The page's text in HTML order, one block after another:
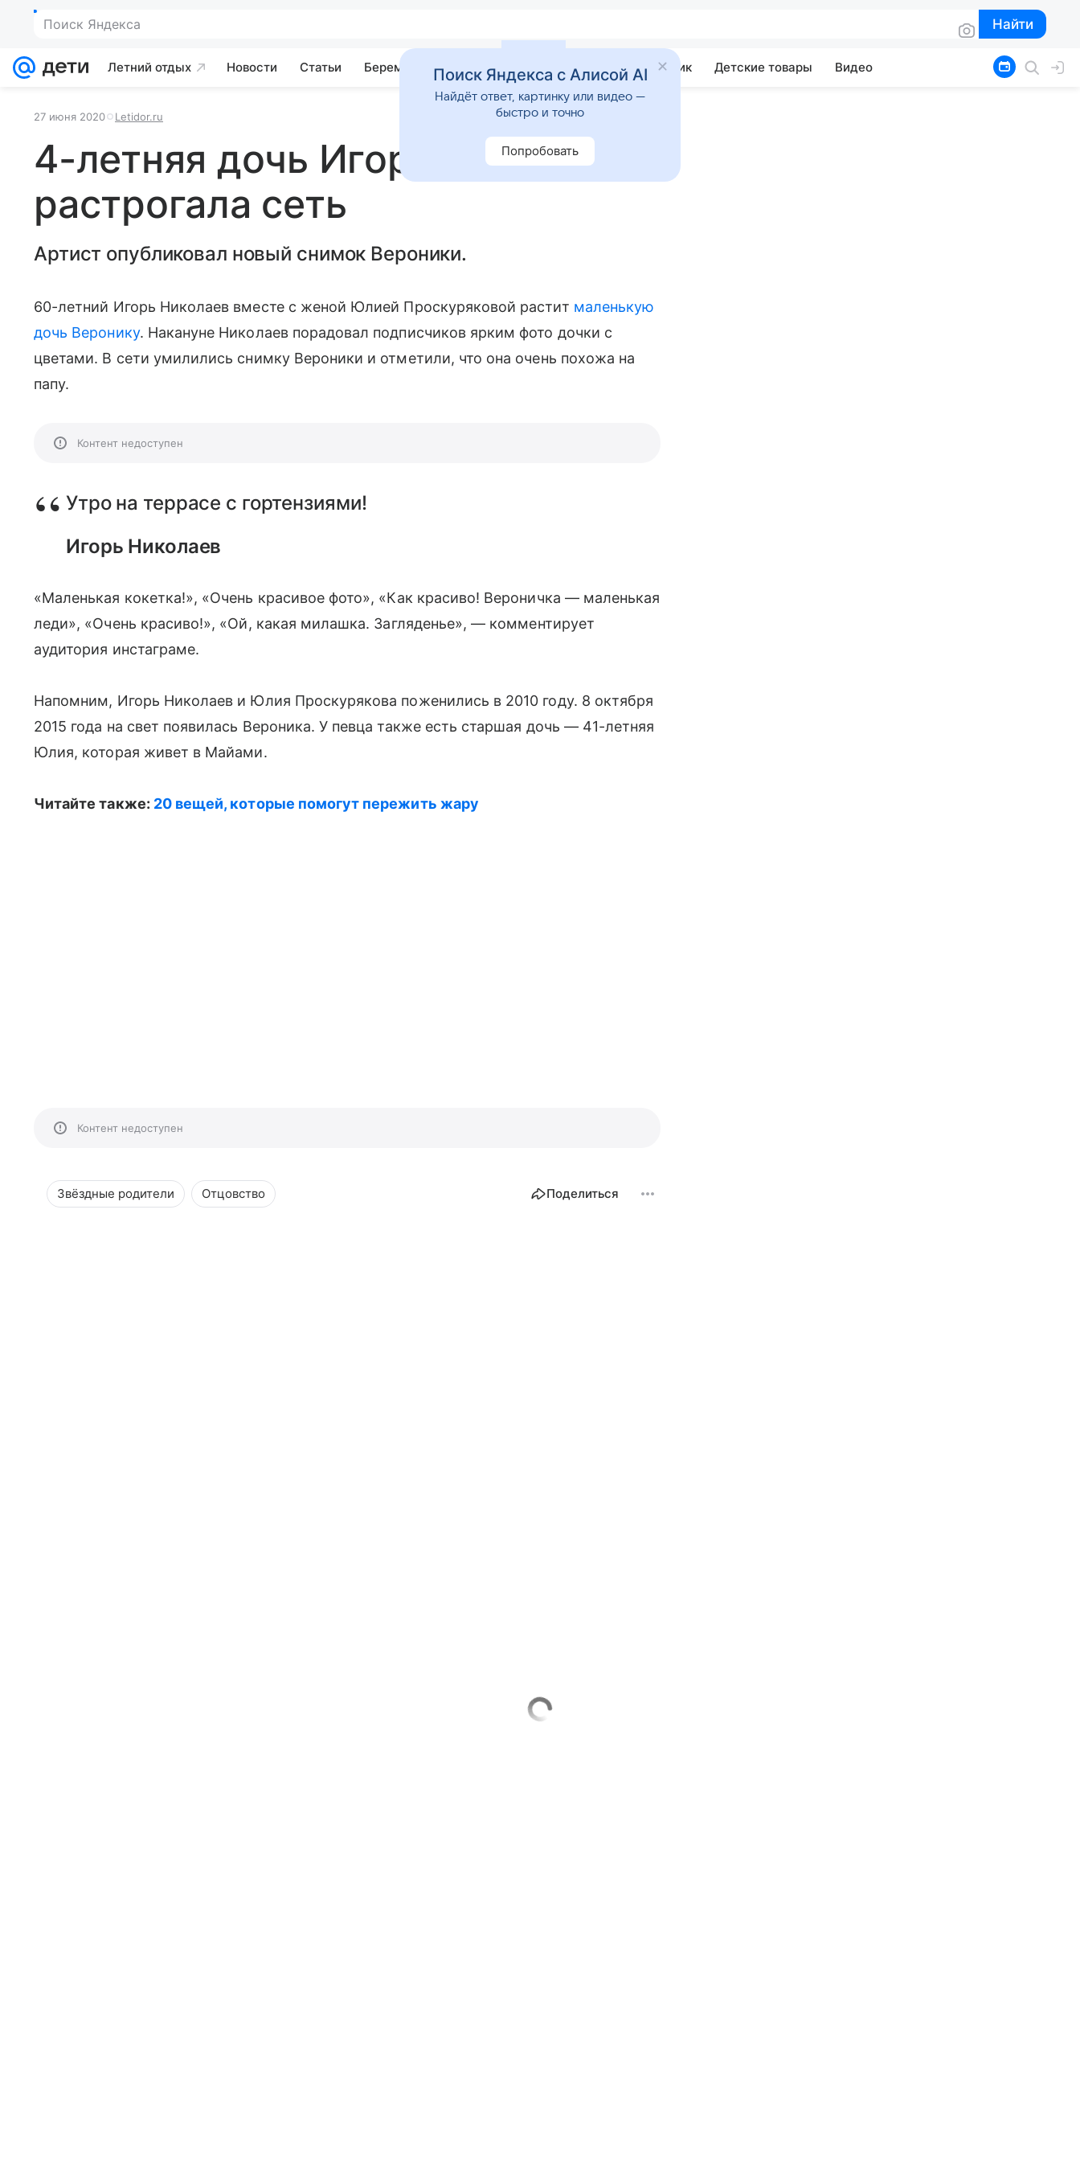
Поиск Яндекса Найти
Найти
Летний отдых Новости Статьи Беременность Развитие Почемучка Учебник Детские товары Видео
27 июня 2020 Letidor.ru
4-летняя дочь Игоря Николаева
растрогала сеть
Артист опубликовал новый снимок Вероники.
60-летний Игорь Николаев вместе с женой Юлией Проскуряковой растит маленькую
дочь Веронику. Накануне Николаев порадовал подписчиков ярким фото дочки с
цветами. В сети умилились снимку Вероники и отметили, что она очень похожа на
папу.
Контент недоступен
Утро на террасе с гортензиями!
Игорь Николаев
«Маленькая кокетка!», «Очень красивое фото», «Как красиво! Вероничка — маленькая
леди», «Очень красиво!», «Ой, какая милашка. Загляденье», — комментирует
аудитория инстаграме.
Напомним, Игорь Николаев и Юлия Проскурякова поженились в 2010 году. 8 октября
2015 года на свет появилась Вероника. У певца также есть старшая дочь — 41-летняя
Юлия, которая живет в Майами.
Читайте также: 20 вещей, которые помогут пережить жару
Контент недоступен
Звёздные родители Отцовство Поделиться
Поиск Яндекса с Алисой AI
Найдёт ответ, картинку или видео —
быстро и точно
Попробовать